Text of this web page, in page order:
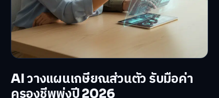
AI วางแผนเกษียณส่วนตัว รับมือค่า
ครองชีพพุ่งปี 2026